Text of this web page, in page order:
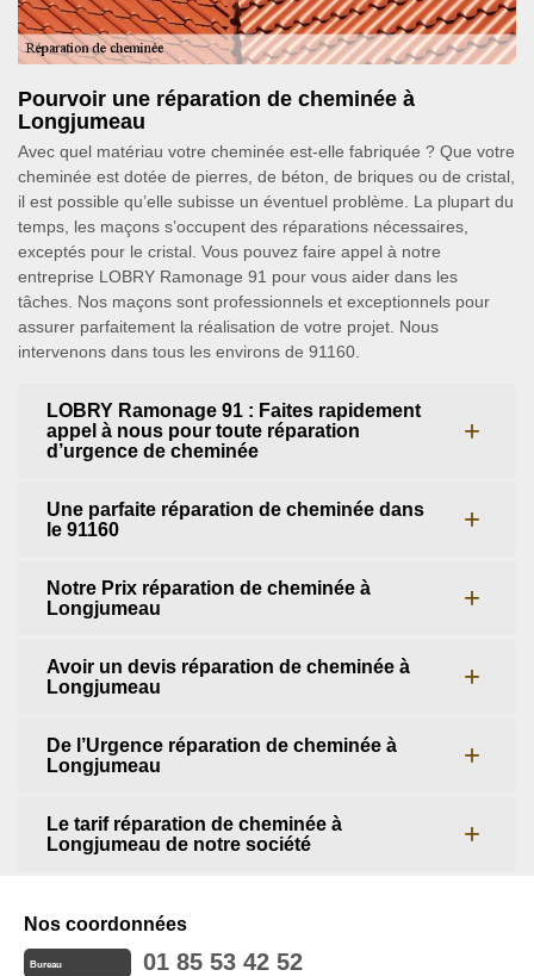
Pourvoir une réparation de cheminée à
Longjumeau
Avec quel matériau votre cheminée est-elle fabriquée ? Que votre
cheminée est dotée de pierres, de béton, de briques ou de cristal,
il est possible qu’elle subisse un éventuel problème. La plupart du
temps, les maçons s’occupent des réparations nécessaires,
exceptés pour le cristal. Vous pouvez faire appel à notre
entreprise LOBRY Ramonage 91 pour vous aider dans les
tâches. Nos maçons sont professionnels et exceptionnels pour
assurer parfaitement la réalisation de votre projet. Nous
intervenons dans tous les environs de 91160.
LOBRY Ramonage 91 : Faites rapidement
appel à nous pour toute réparation
d’urgence de cheminée
Une parfaite réparation de cheminée dans
le 91160
Notre Prix réparation de cheminée à
Longjumeau
Avoir un devis réparation de cheminée à
Longjumeau
De l’Urgence réparation de cheminée à
Longjumeau
Le tarif réparation de cheminée à
Longjumeau de notre société
Nos coordonnées
Bureau 01 85 53 42 52